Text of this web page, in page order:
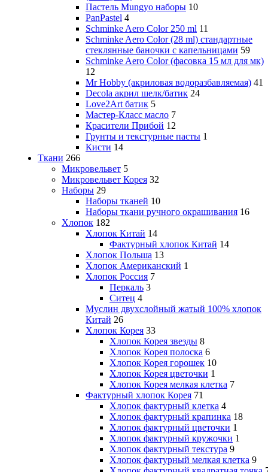
Пастель Mungyo наборы 10
PanPastel 4
Schminke Aero Color 250 ml 11
Schminke Aero Color (28 ml) стандартные
стеклянные баночки с капельницами 59
Schminke Aero Color (фасовка 15 мл для мк)
12
Mr Hobby (акриловая водоразбавляемая) 41
Decola акрил шелк/батик 24
Love2Art батик 5
Мастер-Класс масло 7
Красители Прибой 12
Грунты и текстурные пасты 1
Кисти 14
Ткани 266
Микровельвет 5
Микровельвет Корея 32
Наборы 29
Наборы тканей 10
Наборы ткани ручного окрашивания 16
Хлопок 182
Хлопок Китай 14
Фактурный хлопок Китай 14
Хлопок Польша 13
Хлопок Американский 1
Хлопок Россия 7
Перкаль 3
Ситец 4
Муслин двухслойный жатый 100% хлопок
Китай 26
Хлопок Корея 33
Хлопок Корея звезды 8
Хлопок Корея полоска 6
Хлопок Корея горошек 10
Хлопок Корея цветочки 1
Хлопок Корея мелкая клетка 7
Фактурный хлопок Корея 71
Хлопок фактурный клетка 4
Хлопок фактурный крапинка 18
Хлопок фактурный цветочки 1
Хлопок фактурный кружочки 1
Хлопок фактурный текстура 9
Хлопок фактурный мелкая клетка 9